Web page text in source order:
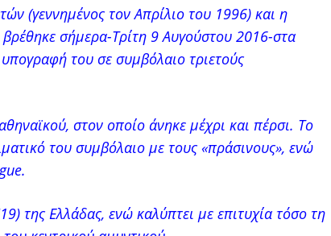
(γεννημένος τον Απρίλιο του 1996) και η
σήμερα-Τρίτη 9 Αυγούστου 2016-στα
του σε συμβόλαιο τριετούς
στον οποίο άνηκε μέχρι και πέρσι. Το
του συμβόλαιο με τους «πράσινους», ενώ
της Ελλάδας, ενώ καλύπτει με επιτυχία τόσο τη